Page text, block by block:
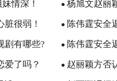
赵丽颖
情深！ ● 杨旭文赵丽
像吗?
很弱！ ● 陈伟霆安全
吗？
剧有哪些? ● 陈伟霆安全
爱了吗？ ● 赵丽颖方否